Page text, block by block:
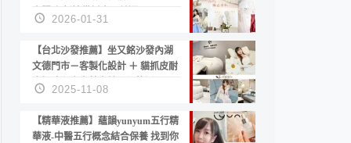
套服務 新娘備婚省心首選！
2026-01-31
【台北沙發推薦】坐又銘沙發內湖
文德門市－客製化設計 ＋ 貓抓皮耐
磨好清潔｜直營直銷、價格透明
高CP值打造夢想居家風格
2025-11-08
【精華液推薦】蘊韻yunyum五行精
華液-中醫五行概念結合保養 找到你